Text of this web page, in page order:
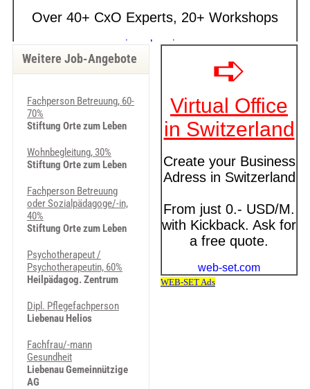
Weitere Job-Angebote
Fachperson Betreuung, 60-
70%
Stiftung Orte zum Leben
Wohnbegleitung, 30%
Stiftung Orte zum Leben
Fachperson Betreuung
oder Sozialpädagoge/-in,
40%
Stiftung Orte zum Leben
Psychotherapeut /
Psychotherapeutin, 60%
Heilpädagog. Zentrum
Dipl. Pflegefachperson
Liebenau Helios
Fachfrau/-mann
Gesundheit
Liebenau Gemeinnützige
AG